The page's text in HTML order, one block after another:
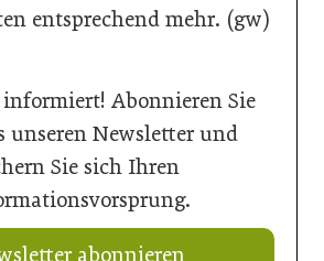
entsprechend mehr. (gw)
Abonnieren Sie
unseren Newsletter und
Sie sich Ihren
abonnieren